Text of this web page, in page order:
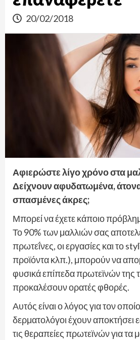
20/02/2018
Αφιερώστε λίγο χρόνο στα
Δείχνουν αφυδατωμένα,
σπασμένες άκρες;
Μπορεί να έχετε κάποιο
Το 90% των μαλλιών σας
πρωτεΐνες, οι εργασίες και το
προϊόντα κλπ.), μπορούν να
φυσικά επίπεδα πρωτεϊνών της
προκαλέσουν ορατές φθορές.
Αυτός είναι ο λόγος για τον
δερματολόγοι έχουν αποκτήσει
τις θεραπείες πρωτεϊνών για τα